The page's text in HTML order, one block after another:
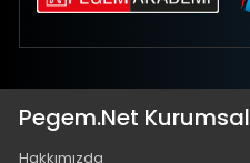
Pegem.Net Kurumsal
Hakkımızda